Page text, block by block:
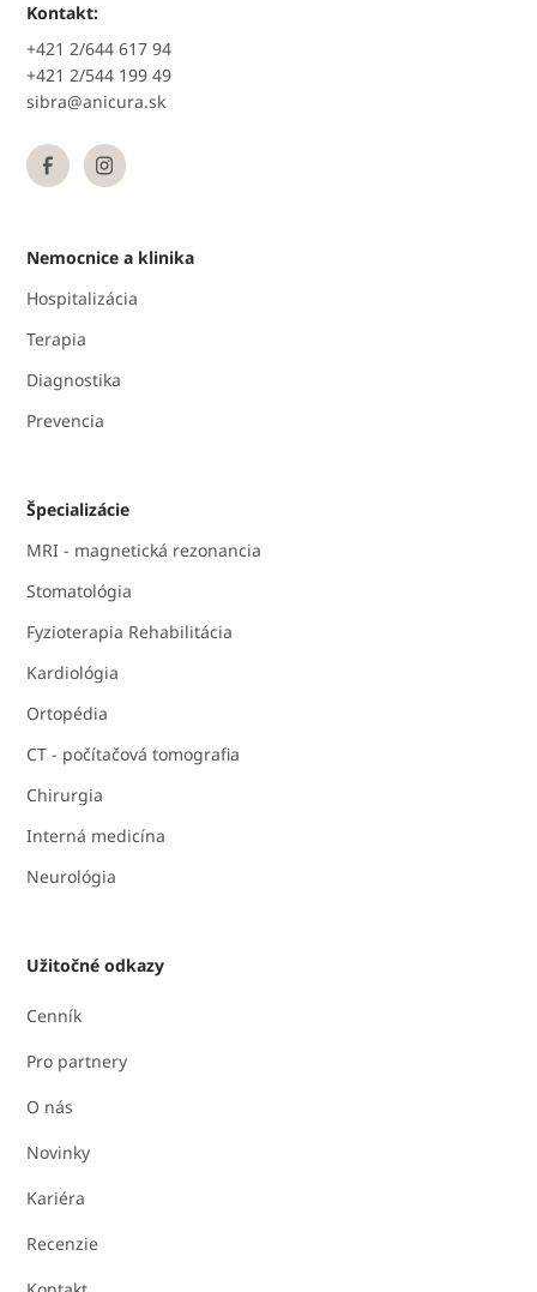
Kontakt:
+421 2/644 617 94
+421 2/544 199 49
sibra@anicura.sk
Nemocnice a klinika
Hospitalizácia
Terapia
Diagnostika
Prevencia
Špecializácie
MRI - magnetická rezonancia
Stomatológia
Fyzioterapia Rehabilitácia
Kardiológia
Ortopédia
CT - počítačová tomografia
Chirurgia
Interná medicína
Neurológia
Užitočné odkazy
Cenník
Pro partnery
O nás
Novinky
Kariéra
Recenzie